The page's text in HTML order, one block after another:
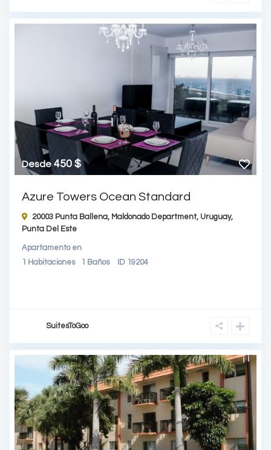
Desde 450 $
Azure Towers Ocean Standard
20003 Punta Ballena, Maldonado Department, Uruguay,
Punta Del Este
Apartamentoen
1 Habitaciones 1 Baños ID 19204
SuitesToGoo